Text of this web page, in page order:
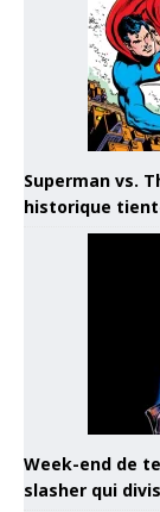
Superman vs.
historique
Week-end de
slasher qui